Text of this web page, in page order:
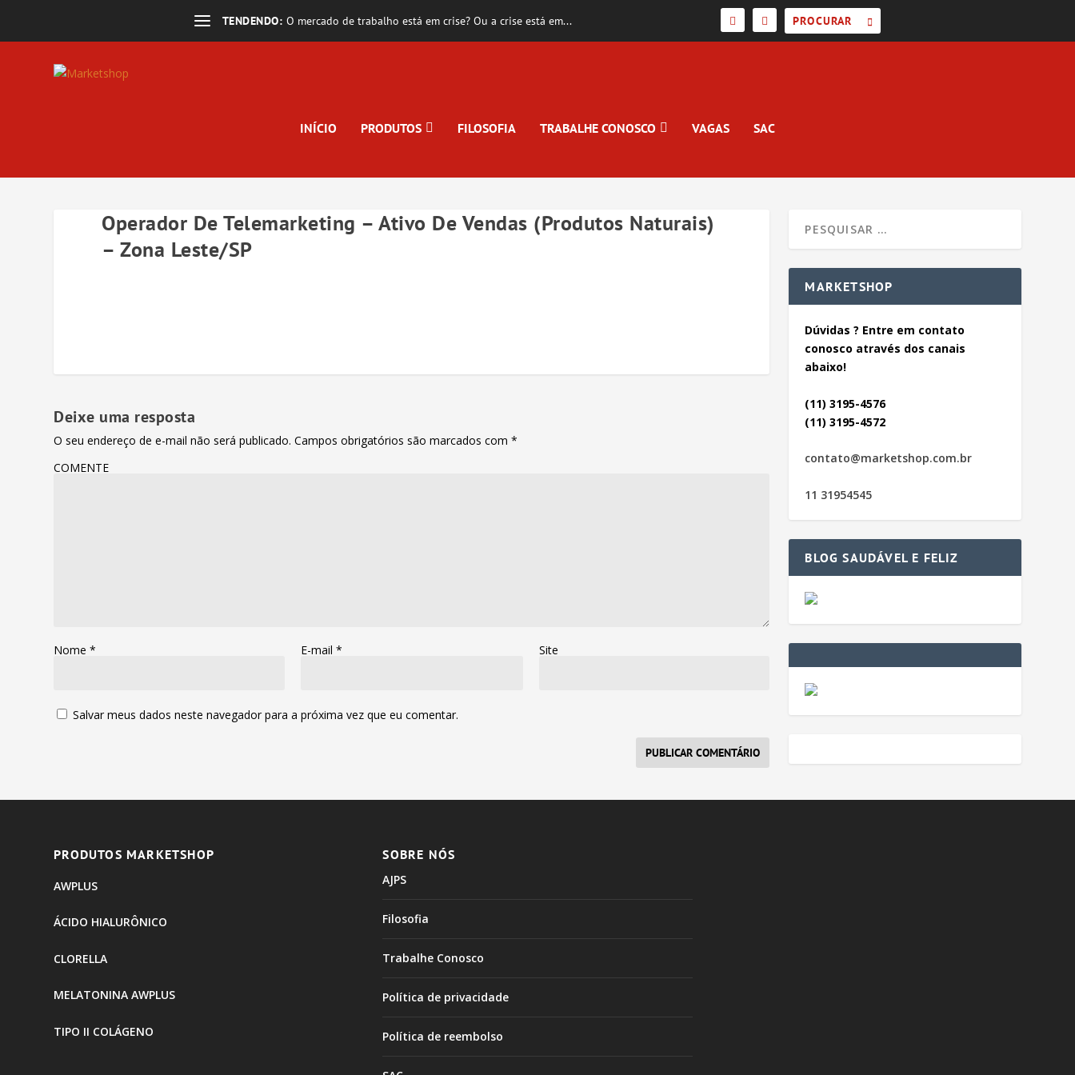
TENDENDO: O mercado de trabalho está em crise? Ou a crise está em...
INÍCIO PRODUTOS FILOSOFIA TRABALHE CONOSCO VAGAS SAC
Operador De Telemarketing – Ativo De Vendas (Produtos Naturais)
– Zona Leste/SP
Deixe uma resposta
O seu endereço de e-mail não será publicado. Campos obrigatórios são marcados com*
COMENTE
Nome* E-mail * Site
Salvar meus dados neste navegador para a próxima vez que eu comentar.
MARKETSHOP
Dúvidas ? Entre em contato
conosco através dos canais
abaixo!
(11) 3195-4576
(11) 3195-4572
contato@marketshop.com.br
11 31954545
BLOG SAUDÁVEL E FELIZ
PRODUTOS MARKETSHOP
AWPLUS
ÁCIDO HIALURÔNICO
CLORELLA
MELATONINA AWPLUS
TIPO II COLÁGENO
SOBRE NÓS
AJPS
Filosofia
Trabalhe Conosco
Política de privacidade
Política de reembolso